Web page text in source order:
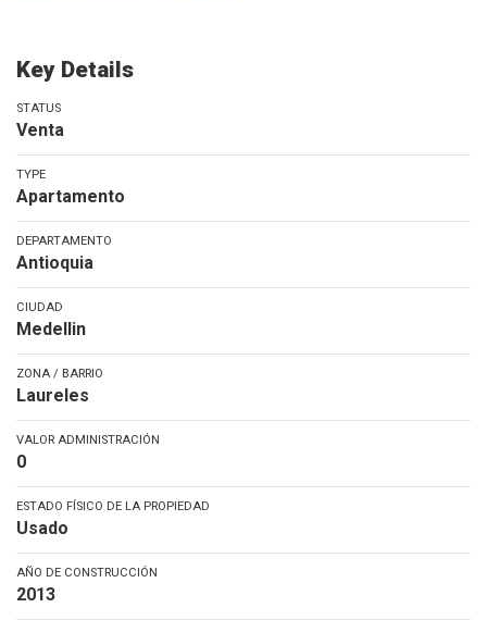
Key Details
STATUS
Venta
TYPE
Apartamento
DEPARTAMENTO
Antioquia
CIUDAD
Medellin
ZONA / BARRIO
Laureles
VALOR ADMINISTRACIÓN
0
ESTADO FÍSICO DE LA PROPIEDAD
Usado
AÑO DE CONSTRUCCIÓN
2013